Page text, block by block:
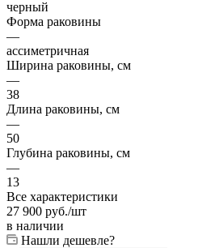
черный
Форма раковины
—
ассиметричная
Ширина раковины, см
—
38
Длина раковины, см
—
50
Глубина раковины, см
—
13
Все характеристики
27 900 руб./шт
в наличии
Нашли дешевле?